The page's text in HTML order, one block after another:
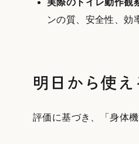
ンの質、安全性、効
明日から使
評価に基づき、「身体